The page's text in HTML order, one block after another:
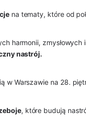
na tematy, które od
harmonii,
nastrój.
w Warszawie na 28.
, które budują